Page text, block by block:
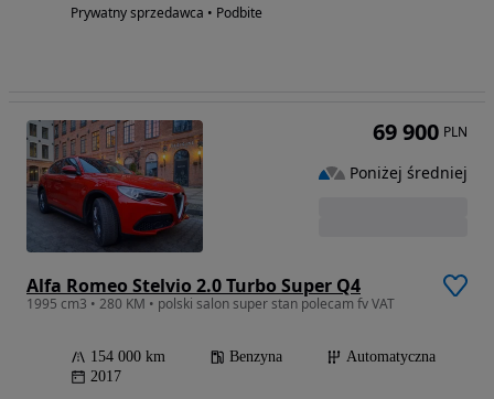
Prywatny sprzedawca • Podbite
Alfa Romeo Stelvio 2.0 Turbo Super Q4
1995 cm3 • 280 KM • polski salon super stan polecam fv VAT
154 000 km Benzyna
Automatyczna
2017
69 900 PLN
Poniżej średniej